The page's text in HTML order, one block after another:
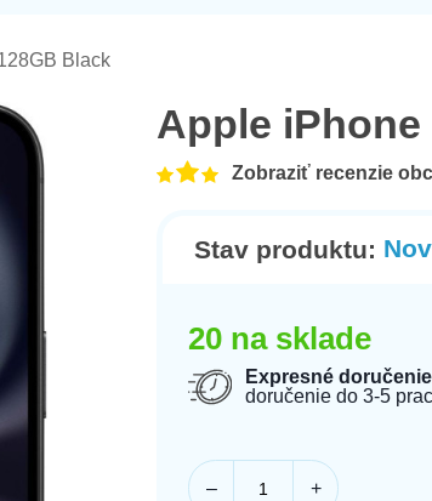
Black
Apple iPhone
Zobraziť recenzie
Stav produktu:
20 na sklade
Expresné doručenie
doručenie do 3-5
– +